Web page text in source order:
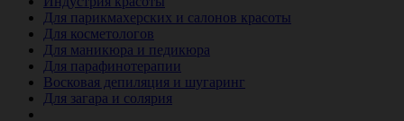
Для парикмахерских и салонов красоты
Для косметологов
Для маникюра и педикюра
Для парафинотерапии
Восковая депиляция и шугаринг
Для загара и солярия